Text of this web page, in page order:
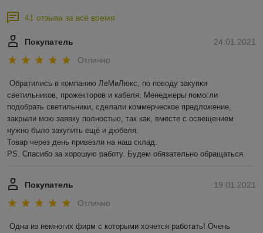
41 отзыва за всё время
24.01.2021
Покупатель
Отлично
Обратились в компанию ЛеМиЛюкс, по поводу закупки
светильников, прожекторов и кабеля. Менеджеры помогли
подобрать светильники, сделали коммерческое предложение,
закрыли мою заявку полностью, так как, вместе с освещением
нужно было закупить ещё и дюбеля.
Товар через день привезли на наш склад.
PS. Спасибо за хорошую работу. Будем обязательно обращаться.
19.01.2021
Покупатель
Отлично
Одна из немногих фирм с которыми хочется работать! Очень